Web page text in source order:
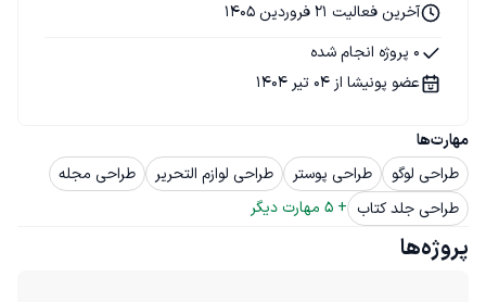
مهارت‌ها
طراحی لوگو
طراحی پوستر طراحی لوازم التحریر
طراحی مجله
طراحی جلد کتاب +
5 مهارت دیگر
آخرین فعالیت 21 فروردین 1405
0 پروژه انجام شده
عضو پونیشا از 04 تیر 1404
پروژه‌ها